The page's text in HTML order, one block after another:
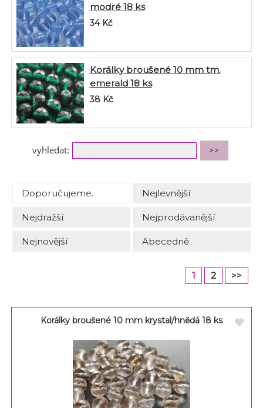
modré 18 ks
34 Kč
Korálky broušené 10 mm tm.
emerald 18 ks
38 Kč
vyhledat:
Doporučujeme. Nejlevnější
Nejdražší Nejprodávanější
Nejnovější Abecedně
1 2 >>
Korálky broušené 10 mm krystal/hnědá 18 ks